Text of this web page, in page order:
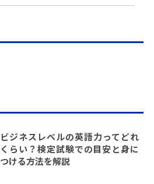
ビジネスレベルの英語力ってどれ
くらい？検定試験での目安と身に
つける方法を解説